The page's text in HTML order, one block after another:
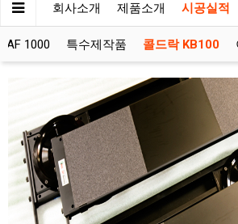
회사소개 제품소개 시공실적
1000 특수제작품 콜드락 KB100